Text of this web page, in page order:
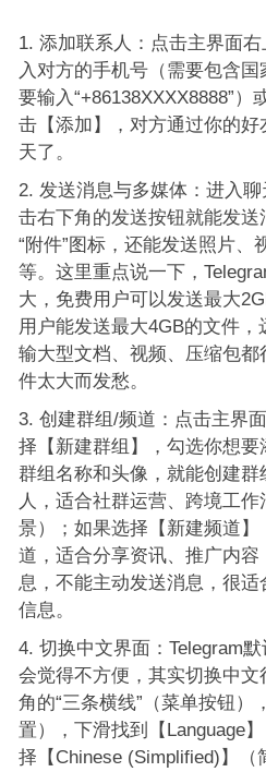
添加联系人：点击主界面右
入对方的手机号（需要包含
要输入“+86138XXXX8888”
击【添加】，对方通过你的
天了。
发送消息与多媒体：进入
击右下角的发送按钮就能发
“附件”图标，还能发送照片、
等。这里重点说一下，
大，免费用户可以发送最大
用户能发送最大4GB的文件
输大型文档、视频、压缩包
件太大而发愁。
创建群组/频道：点击主界
择【新建群组】，勾选你想
群组名称和头像，就能创建
人，适合社群运营、跨境工
景）；如果选择【新建频道
道，适合分享资讯、推广内
息，不能主动发送消息，很
信息。
切换中文界面：Telegram
会觉得不方便，其实切换中
角的“三条横线”（菜单按钮）
置），下滑找到【Language
择【Chinese (Simplified)】（